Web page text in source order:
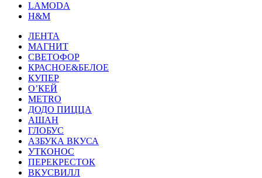
LAMODA
H&M
ЛЕНТА
МАГНИТ
СВЕТОФОР
КРАСНОЕ&БЕЛОЕ
КУПЕР
О’КЕЙ
METRO
ДОДО ПИЦЦА
АШАН
ГЛОБУС
АЗБУКА ВКУСА
УТКОНОС
ПЕРЕКРЕСТОК
ВКУСВИЛЛ